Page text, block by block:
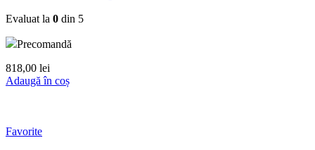
Evaluat la 0 din 5
Precomandă
818,00 lei
Adaugă în coș
Favorite